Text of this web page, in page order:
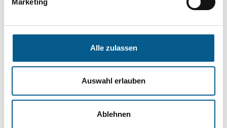
Alle zulassen
Auswahl erlauben
Ablehnen
Themen: Gesundheitswesen
Themen: Bildung und Erziehung
Themen: Wissenschaft und Forschung
Themen: Natur- & Umweltschutz
Themen: Seniorinnen, Senioren & Pflege
Alle Filter entfernen